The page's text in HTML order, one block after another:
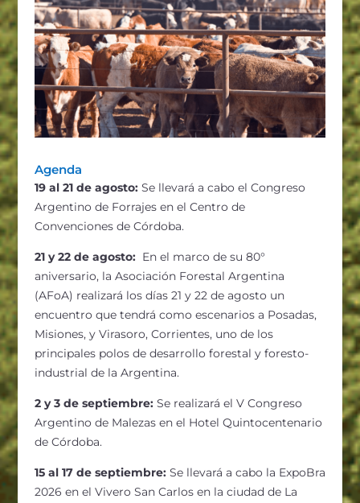
Agenda
19 al 21 de agosto: Se llevará a cabo el Congreso
Argentino de Forrajes en el Centro de
Convenciones de Córdoba.
21 y 22 de agosto:En el marco de su 80°
aniversario, la Asociación Forestal Argentina
(AFoA) realizará los días 21 y 22 de agosto un
encuentro que tendrá como escenarios a Posadas,
Misiones, y Virasoro, Corrientes, uno de los
principales polos de desarrollo forestal y foresto-
industrial de la Argentina.
2 y 3 de septiembre: Se realizará el V Congreso
Argentino de Malezas en el Hotel Quintocentenario
de Córdoba.
15 al 17 de septiembre: Se llevará a cabo la ExpoBra
2026 en el Vivero San Carlos en la ciudad de La